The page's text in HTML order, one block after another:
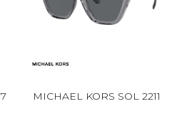
MICHAEL KORS SOL 2211